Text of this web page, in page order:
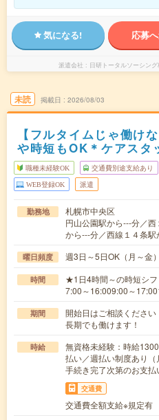
気になる! 応募
派遣会社 日研トータルソーシン
未読 掲載日 2026/08/03
【フルタイムじゃ働け
や時短もOK＊ケアスタ
職種未経験OK 交通費別途支給あり
WEB登録OK 派遣
勤務地
札幌市中央区
円山公園駅から---分／
から---分／西線１４条駅
曜日頻度 週3日～5日OK（月～
時間
★1日4時間～の時短シ
7:00～16:009:00～
期間
開始日はご相談くださ
長期でも働けます！
時給
無資格未経験：時給
払い／週払い制度あり
手続き完了次第のお支払
交通費
交通費全額支給※規定有